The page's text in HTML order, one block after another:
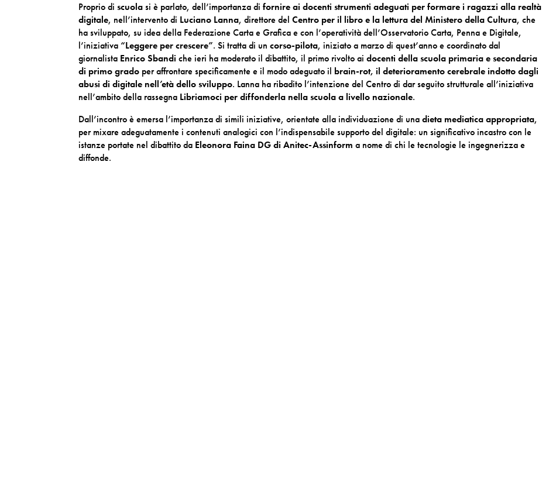
Proprio discuolasi è parlato, dell’importanza difornire ai docenti strumenti adeguati per formare i ragazzi alla realtà
digitale, nell’intervento di Luciano Lanna, direttore delCentro per il libro e la lettura del Ministero della Cultura, che
ha sviluppato, su idea della Federazione Carta e Grafica e con l’operatività dell’Osservatorio Carta, Penna e Digitale,
l’iniziativa“Leggere per crescere”. Si tratta di uncorso-pilota, iniziato a marzo di quest’anno e coordinato dal
giornalista Enrico Sbandi che ieri ha moderato il dibattito, il primo rivolto aidocenti della scuola primaria e secondaria
di primo grado per affrontare specificamente e il modo adeguato il brain-rot, il deterioramento cerebrale indotto dagli
abusi di digitale nell’età dello sviluppo. Lanna ha ribadito l’intenzione del Centro di dar seguito strutturale all’iniziativa
nell’ambito della rassegna Libriamoci per diffonderla nella scuola a livello nazionale.
Dall’incontro è emersa l’importanza di simili iniziative, orientate alla individuazione di unadieta mediatica appropriata,
per mixare adeguatamente i contenuti analogici con l’indispensabile supporto del digitale: un significativo incastro con le
istanze portate nel dibattito da Eleonora Faina DG di Anitec-Assinform a nome di chi le tecnologie le ingegnerizza e
diffonde.